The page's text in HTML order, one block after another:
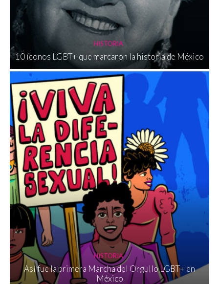
HISTORIA
10 íconos LGBT+ que marcaron la historia de México
HISTORIA
Así fue la primera Marcha del Orgullo LGBT+ en
México